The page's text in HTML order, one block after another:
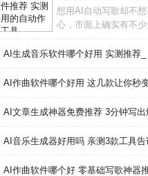
想用AI自动写歌却不
心，市面上确实有不
这些软件能帮你快速
聊哪些真正值得下载
AI生成音乐软件哪个好用 实测推荐_
AI作曲软件哪个好用 这几款让你秒
AI文章生成神器免费推荐 3分钟写
AI音乐生成器好用吗 亲测3款工具告
AI作曲软件哪个好 零基础写歌神器推